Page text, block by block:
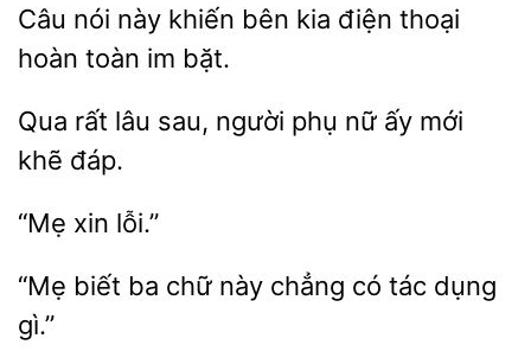
Câu nói khiến bên
thoại
hoàn toàn im bặt.
Qua lâu sau, người phụ nữ
mới
đáp.
“Mẹ ba chữ này có
dụng
gì.”